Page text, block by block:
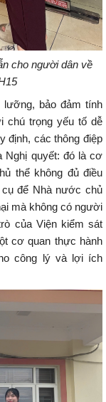
cho người dân về
bảo đảm tính
chú trọng yếu tố dễ
định, các thông điệp
Nghị quyết: đó là cơ
thể không đủ điều
để Nhà nước chủ
mà không có người
của Viện kiểm sát
cơ quan thực hành
công lý và lợi ích